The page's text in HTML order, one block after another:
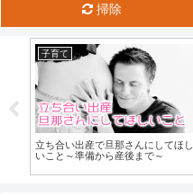
掃除
子育て
立ち合い出産で旦那さんにしてほし
いこと～準備から産後まで～